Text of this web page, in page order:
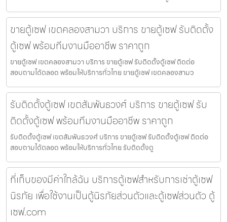
ขายตู้เซฟ เขตคลองสามวา บริการ ขายตู้เซฟ รับติดตั้ง
ตู้เซฟ พร้อมทีมงานมืออาชีพ ราคาถูก
ขายตู้เซฟ เขตคลองสามวา บริการ ขายตู้เซฟ รับติดตั้งตู้เซฟ ติดต่อ
สอบถามได้ตลอด พร้อมให้บริการทั่วไทย ขายตู้เซฟ เขตคลองสามว
รับติดตั้งตู้เซฟ เขตสัมพันธวงศ์ บริการ ขายตู้เซฟ รับ
ติดตั้งตู้เซฟ พร้อมทีมงานมืออาชีพ ราคาถูก
รับติดตั้งตู้เซฟ เขตสัมพันธวงศ์ บริการ ขายตู้เซฟ รับติดตั้งตู้เซฟ ติดต่อ
สอบถามได้ตลอด พร้อมให้บริการทั่วไทย รับติดตั้งตู
ที่เก็บของมีค่าใกล้ฉัน บริการตู้เซฟสำหรับการเช่าตู้เซฟ
นิรภัย เพื่อใช้งานเป็นตู้นิรภัยส่วนตัวและตู้เซฟส่วนตัว ตู้
เซฟ.com